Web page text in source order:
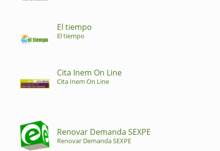
El tiempo
El tiempo
Cita Inem On Line
Cita Inem On Line
Renovar Demanda SEXPE
Renovar Demanda SEXPE